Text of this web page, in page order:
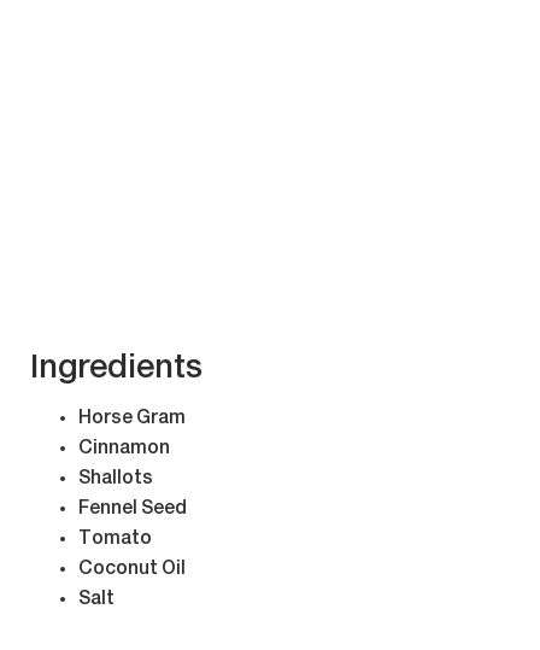
Ingredients
Horse Gram
Cinnamon
Shallots
Fennel Seed
Tomato
Coconut Oil
Salt